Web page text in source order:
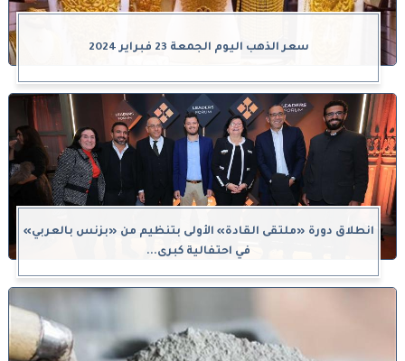
سعر الذهب اليوم الجمعة 23 فبراير 2024
انطلاق دورة «ملتقى القادة» الأولى بتنظيم من «بزنس بالعربي»
في احتفالية كبرى...